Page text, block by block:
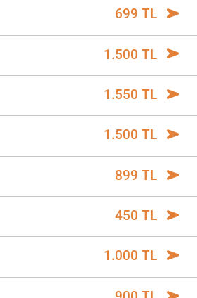
699 TL
1.500 TL
1.550 TL
1.500 TL
899 TL
450 TL
1.000 TL